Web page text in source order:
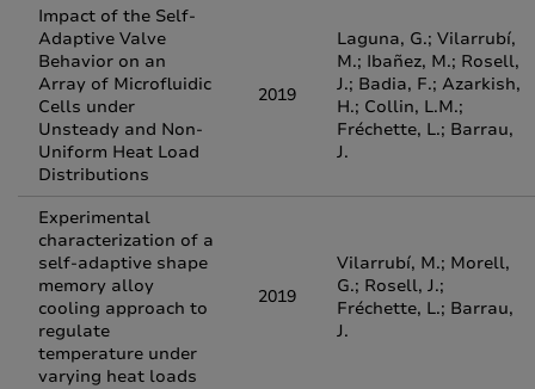
Impact of the Self-
Adaptive Valve
Behavior on an
Array of Microfluidic
Cells under
Unsteady and Non-
Uniform Heat Load
Distributions
2019
Laguna, G.; Vilarrubí,
M.; Ibañez, M.; Rosell,
J.; Badia, F.; Azarkish,
H.; Collin, L.M.;
Fréchette, L.; Barrau,
J.
Experimental
characterization of a
self-adaptive shape
memory alloy
cooling approach to
regulate
temperature under
varying heat loads
2019
Vilarrubí, M.; Morell,
G.; Rosell, J.;
Fréchette, L.; Barrau,
J.